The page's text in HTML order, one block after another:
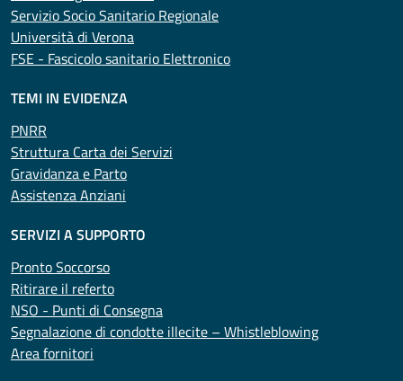
Servizio Socio Sanitario Regionale
Università di Verona
FSE - Fascicolo sanitario Elettronico
TEMI IN EVIDENZA
PNRR
Struttura Carta dei Servizi
Gravidanza e Parto
Assistenza Anziani
SERVIZI A SUPPORTO
Pronto Soccorso
Ritirare il referto
NSO - Punti di Consegna
Segnalazione di condotte illecite – Whistleblowing
Area fornitori